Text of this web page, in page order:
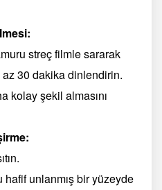
streç filmle sararak
30 dakika dinlendirin.
kolay şekil almasını
unlanmış bir yüzeyde